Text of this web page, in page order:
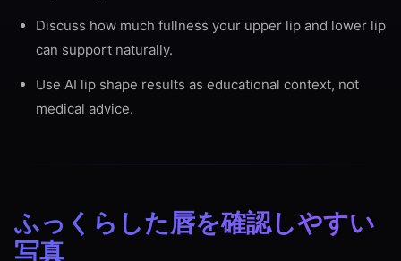
Discuss how much fullness your upper lip and lower lip
can support naturally.
Use AI lip shape results as educational context, not
medical advice.
ふっくらした唇を確認しやすい
写真